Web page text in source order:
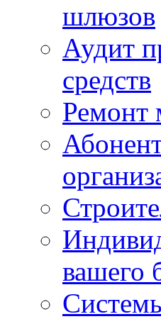
шлюзов
Аудит
средств
Ремонт
вашего